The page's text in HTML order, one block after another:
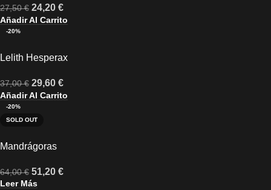
27,50€ 24,20 €
Añadir Al Carrito
-20%
Lelith Hesperax
37,00€ 29,60 €
Añadir Al Carrito
-20%
SOLD OUT
Mandrágoras
64,00€ 51,20 €
Leer Más